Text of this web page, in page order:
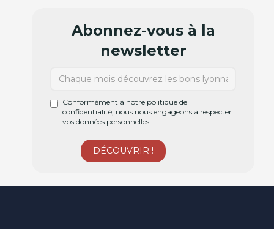
Abonnez-vous à la
newsletter
Conformément à notre politique de
confidentialité, nous nous engageons à respecter
vos données personnelles.